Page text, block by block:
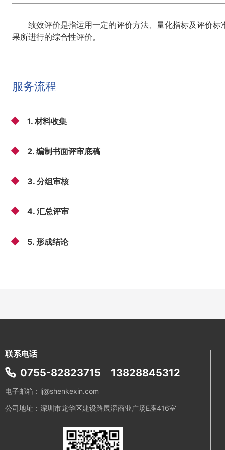
绩效评价是指运用一定的评价方法、量化指标及评价
果所进行的综合性评价。
服务流程
1. 材料收集
2. 编制书面评审底稿
3. 分组审核
4. 汇总评审
5. 形成结论
联系电话
0755-82823715 13828845312
电子邮箱：lj@shenkexin.com
公司地址：深圳市龙华区建设路展滔商业广场E座416室